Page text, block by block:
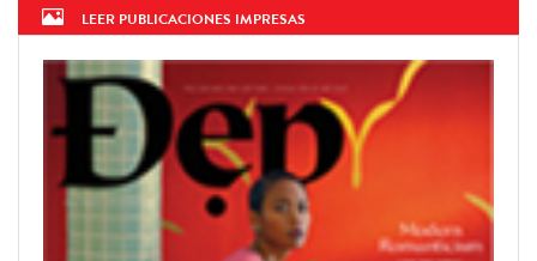
LEER PUBLICACIONES IMPRESAS